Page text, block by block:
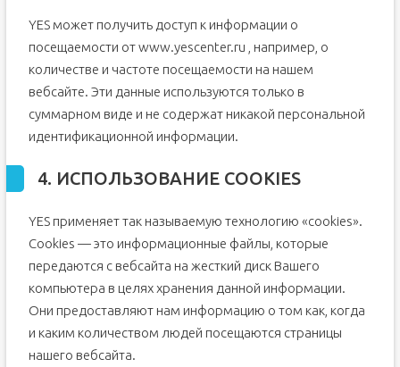
YES может получить доступ к информации о
посещаемости от www.yescenter.ru , например, о
количестве и частоте посещаемости на нашем
вебсайте. Эти данные используются только в
суммарном виде и не содержат никакой персональной
идентификационной информации.
4. ИСПОЛЬЗОВАНИЕ COOKIES
YES применяет так называемую технологию «cookies».
Сookies — это информационные файлы, которые
передаются с вебсайта на жесткий диск Вашего
компьютера в целях хранения данной информации.
Они предоставляют нам информацию о том как, когда
и каким количеством людей посещаются страницы
нашего вебсайта.